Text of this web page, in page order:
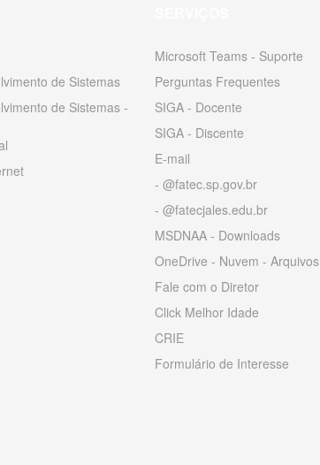
de Sistemas
de Sistemas -
Microsoft Teams - Suporte
Perguntas Frequentes
SIGA - Docente
SIGA - Discente
E-mail
- @fatec.sp.gov.br
- @fatecjales.edu.br
MSDNAA - Downloads
OneDrive - Nuvem - Arquivos
Fale com o Diretor
Click Melhor Idade
CRIE
Formulário de Interesse